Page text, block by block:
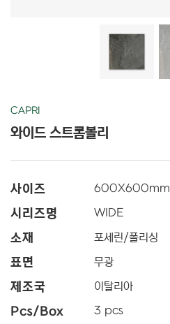
CAPRI
와이드 스트롬볼리
사이즈 600X600mm
시리즈명 WIDE
소재 포세린/폴리싱
표면 무광
제조국 이탈리아
Pcs/Box 3 pcs